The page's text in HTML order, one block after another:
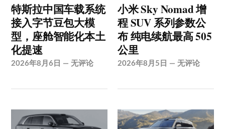
特斯拉中国车载系统
接入字节豆包大模
型，座舱智能化本土
化提速
2026年8月6日 —无评论
小米 Sky Nomad 增
程 SUV 系列参数公
布 纯电续航最高 505
公里
2026年8月5日 —无评论